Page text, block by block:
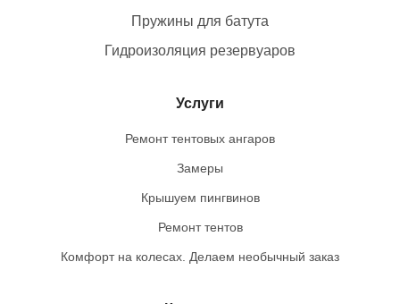
Пружины для батута
Гидроизоляция резервуаров
Услуги
Ремонт тентовых ангаров
Замеры
Крышуем пингвинов
Ремонт тентов
Комфорт на колесах. Делаем необычный заказ